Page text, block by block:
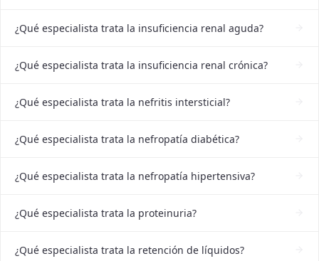
¿Qué especialista trata la insuficiencia renal aguda?
¿Qué especialista trata la insuficiencia renal crónica?
¿Qué especialista trata la nefritis intersticial?
¿Qué especialista trata la nefropatía diabética?
¿Qué especialista trata la nefropatía hipertensiva?
¿Qué especialista trata la proteinuria?
¿Qué especialista trata la retención de líquidos?